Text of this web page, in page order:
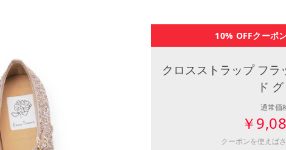
10% OFFクーポ
クロスストラップ フ
ド
通常価
￥
クーポンを使えば